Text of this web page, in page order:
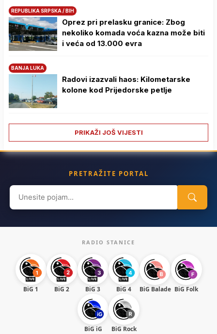
REPUBLIKA SRPSKA / BIH
Oprez pri prelasku granice: Zbog
nekoliko komada voća kazna može biti
i veća od 13.000 evra
BANJA LUKA
Radovi izazvali haos: Kilometarske
kolone kod Prijedorske petlje
PRIKAŽI JOŠ VIJESTI
PRETRAŽITE PORTAL
Search
for:
RADIO STANICE
BiG 1 BiG 2 BiG 3 BiG 4 BiG Balade BiG Folk
BiG iG BiG Rock